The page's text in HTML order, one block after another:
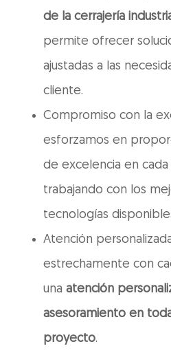
de la cerrajería
permite ofrecer
ajustadas a las
cliente.
Compromiso con la
esforzamos en
de excelencia en
trabajando con los
tecnologías
Atención
estrechamente con
una atención
asesoramiento en
proyecto.